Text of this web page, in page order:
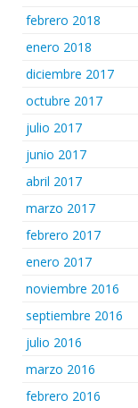
febrero 2018
enero 2018
diciembre 2017
octubre 2017
julio 2017
junio 2017
abril 2017
marzo 2017
febrero 2017
enero 2017
noviembre 2016
septiembre 2016
julio 2016
marzo 2016
febrero 2016